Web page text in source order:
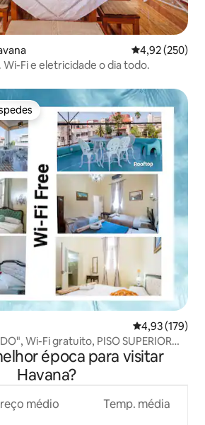
4,92 de uma
4,92 (250)
Fi e eletricidade o dia todo.
dos hóspedes
4,93 de uma
4,93 (179)
Wi-Fi gratuito, PISO SUPERIOR
época para visitar
Havana?
médio Temp. média